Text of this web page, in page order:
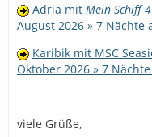
Adria mit Mein Schiff 4
August 2026 » 7 Nächte
Karibik mit MSC
Oktober 2026 » 7
viele Grüße,